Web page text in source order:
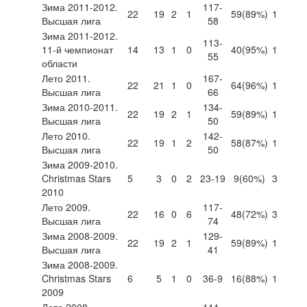
Зима 2011-2012.
Высшая лига
22 19 2 1
117-
58
59(89%) 1
Зима 2011-2012.
11-й чемпионат
области
14 13 1 0
113-
55
40(95%) 1
Лето 2011.
Высшая лига
22 21 1 0
167-
66
64(96%) 1
Зима 2010-2011.
Высшая лига
22 19 2 1
134-
50
59(89%) 1
Лето 2010.
Высшая лига
22 19 1 2
142-
50
58(87%) 1
Зима 2009-2010.
Christmas Stars
2010
5 3 0 2 23-19 9(60%) 3
Лето 2009.
Высшая лига
22 16 0 6
117-
74
48(72%) 3
Зима 2008-2009.
Высшая лига
22 19 2 1
129-
41
59(89%) 1
Зима 2008-2009.
Christmas Stars
2009
6 5 1 0 36-9 16(88%) 1